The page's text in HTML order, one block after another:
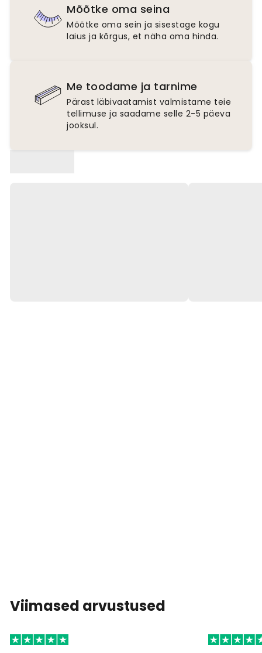
Mõõtke oma seina
Mõõtke oma sein ja sisestage kogu
laius ja kõrgus, et näha oma hinda.
Me toodame ja tarnime
Pärast läbivaatamist valmistame teie
tellimuse ja saadame selle 2-5 päeva
jooksul.
Viimased arvustused